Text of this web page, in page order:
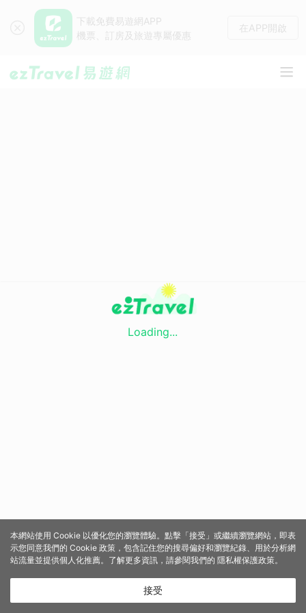
下載免費易遊網APP
機票、訂房及旅遊專屬優惠
在APP開啟
Loading...
本網站使用 Cookie 以優化您的瀏覽體驗。點擊「接受」或繼續瀏覽網站，即表
示您同意我們的 Cookie 政策，包含記住您的搜尋偏好和瀏覽紀錄、用於分析網
站流量並提供個人化推薦。了解更多資訊，請參閱我們的 隱私權保護政策。
接受